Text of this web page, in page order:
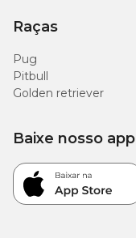
Raças
Pug
Pitbull
Golden retriever
Baixe nosso app